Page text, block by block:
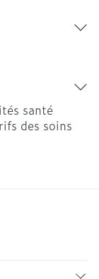
santé
des soins